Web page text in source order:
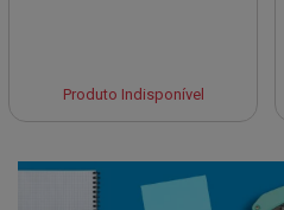
Produto Indisponível